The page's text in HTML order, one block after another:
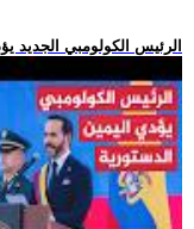
.. الرئيس الكولومبي الجديد